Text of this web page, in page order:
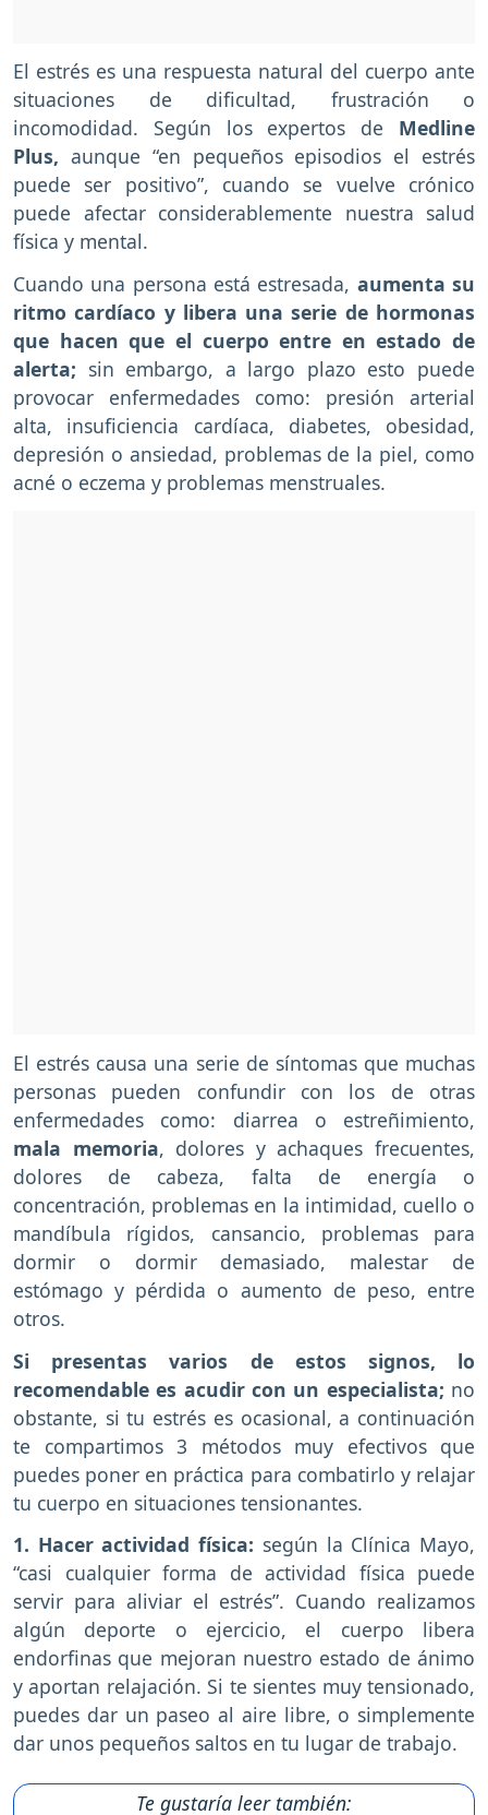
El estrés es una respuesta natural del cuerpo ante
situaciones de dificultad, frustración o
incomodidad. Según los expertos de Medline
Plus, aunque “en pequeños episodios el estrés
puede ser positivo”, cuando se vuelve crónico
puede afectar considerablemente nuestra salud
física y mental.
Cuando una persona está estresada, aumenta su
ritmo cardíaco y libera una serie de hormonas
que hacen que el cuerpo entre en estado de
alerta; sin embargo, a largo plazo esto puede
provocar enfermedades como: presión arterial
alta, insuficiencia cardíaca, diabetes, obesidad,
depresión o ansiedad, problemas de la piel, como
acné o eczema y problemas menstruales.
El estrés causa una serie de síntomas que muchas
personas pueden confundir con los de otras
enfermedades como: diarrea o estreñimiento,
mala memoria, dolores y achaques frecuentes,
dolores de cabeza, falta de energía o
concentración, problemas en la intimidad, cuello o
mandíbula rígidos, cansancio, problemas para
dormir o dormir demasiado, malestar de
estómago y pérdida o aumento de peso, entre
otros.
Si presentas varios de estos signos, lo
recomendable es acudir con un especialista; no
obstante, si tu estrés es ocasional, a continuación
te compartimos 3 métodos muy efectivos que
puedes poner en práctica para combatirlo y relajar
tu cuerpo en situaciones tensionantes.
1. Hacer actividad física: según la Clínica Mayo,
“casi cualquier forma de actividad física puede
servir para aliviar el estrés”. Cuando realizamos
algún deporte o ejercicio, el cuerpo libera
endorfinas que mejoran nuestro estado de ánimo
y aportan relajación. Si te sientes muy tensionado,
puedes dar un paseo al aire libre, o simplemente
dar unos pequeños saltos en tu lugar de trabajo.
Te gustaría leer también: